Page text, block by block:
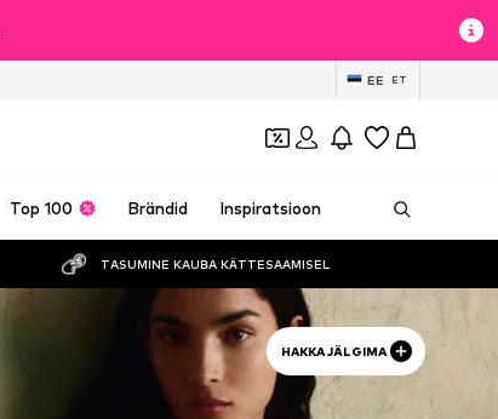
EE ET
Top 100 Brändid Inspiratsioon
TASUMINE KAUBA KÄTTESAAMISEL
HAKKA JÄLGIMA